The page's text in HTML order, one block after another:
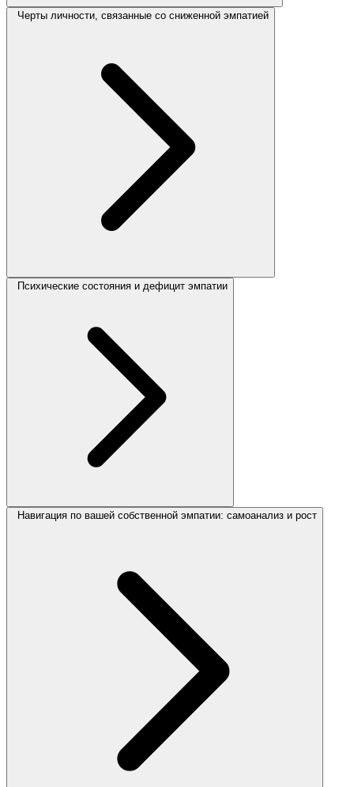
Черты личности, связанные со сниженной эмпатией
Психические состояния и дефицит эмпатии
Навигация по вашей собственной эмпатии: самоанализ и рост